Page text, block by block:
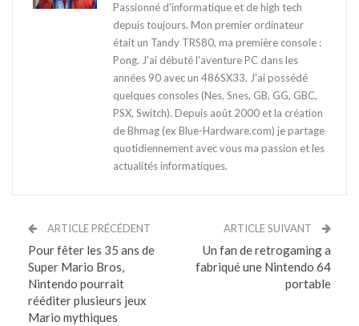
Passionné d'informatique et de high tech
depuis toujours. Mon premier ordinateur
était un Tandy TRS80, ma première console :
Pong. J'ai débuté l'aventure PC dans les
années 90 avec un 486SX33. J'ai possédé
quelques consoles (Nes, Snes, GB, GG, GBC,
PSX, Switch). Depuis août 2000 et la création
de Bhmag (ex Blue-Hardware.com) je partage
quotidiennement avec vous ma passion et les
actualités informatiques.
ARTICLE PRÉCÉDENT
Pour fêter les 35 ans de
Super Mario Bros,
Nintendo pourrait
rééditer plusieurs jeux
Mario mythiques
ARTICLE SUIVANT
Un fan de retrogaming a
fabriqué une Nintendo 64
portable